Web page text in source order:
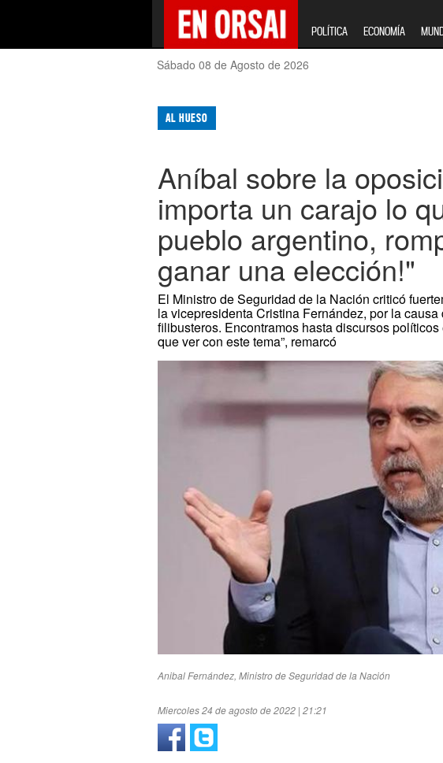
POLÍTICA ECONOMÍA
Sábado 08 de Agosto de 2026
AL HUESO
Aníbal sobre la
importa un carajo lo
pueblo argentino,
ganar una elección!"
El Ministro de Seguridad de la Nación criticó
la vicepresidenta Cristina Fernández, por la
filibusteros. Encontramos hasta discursos
que ver con este tema”, remarcó
Anibal Fernández, Ministro de Seguridad de la Nación
Miercoles 24 de agosto de 2022 | 21:21